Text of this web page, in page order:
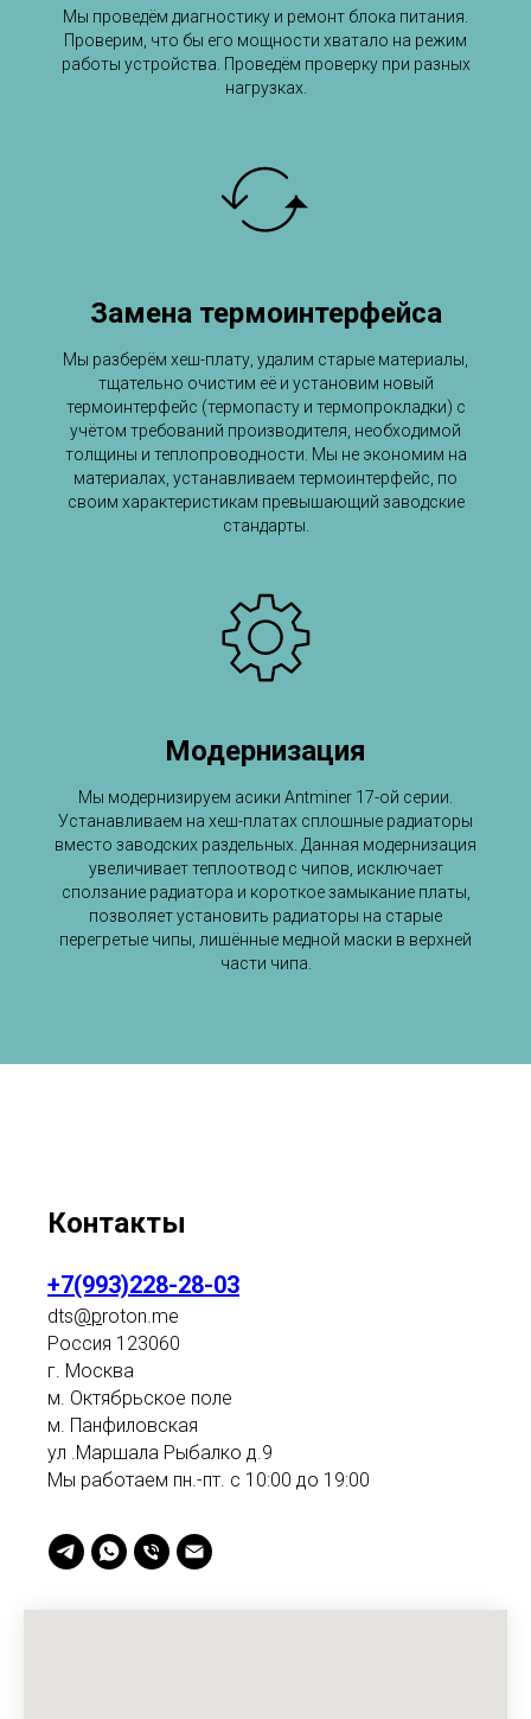
Мы проведём диагностику и ремонт блока питания.
Проверим, что бы его мощности хватало на режим
работы устройства. Проведём проверку при разных
нагрузках.
Замена термоинтерфейса
Мы разберём хеш-плату, удалим старые материалы,
тщательно очистим её и установим новый
термоинтерфейс (термопасту и термопрокладки) с
учётом требований производителя, необходимой
толщины и теплопроводности. Мы не экономим на
материалах, устанавливаем термоинтерфейс, по
своим характеристикам превышающий заводские
стандарты.
Модернизация
Мы модернизируем асики Antminer 17-ой серии.
Устанавливаем на хеш-платах сплошные радиаторы
вместо заводских раздельных. Данная модернизация
увеличивает теплоотвод с чипов, исключает
сползание радиатора и короткое замыкание платы,
позволяет установить радиаторы на старые
перегретые чипы, лишённые медной маски в верхней
части чипа.
Контакты
+7(993)228-28-03
dts@proton.me
Россия 123060
г. Москва
м. Октябрьское поле
м. Панфиловская
ул .Маршала Рыбалко д.9
Мы работаем пн.-пт. с 10:00 до 19:00